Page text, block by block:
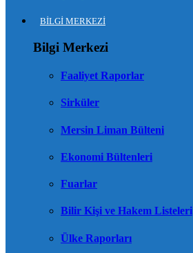
BİLGİ MERKEZİ
Bilgi Merkezi
Faaliyet Raporlar
Sirküler
Mersin Liman Bülteni
Ekonomi Bültenleri
Fuarlar
Bilir Kişi ve Hakem Listeleri
Ülke Raporları